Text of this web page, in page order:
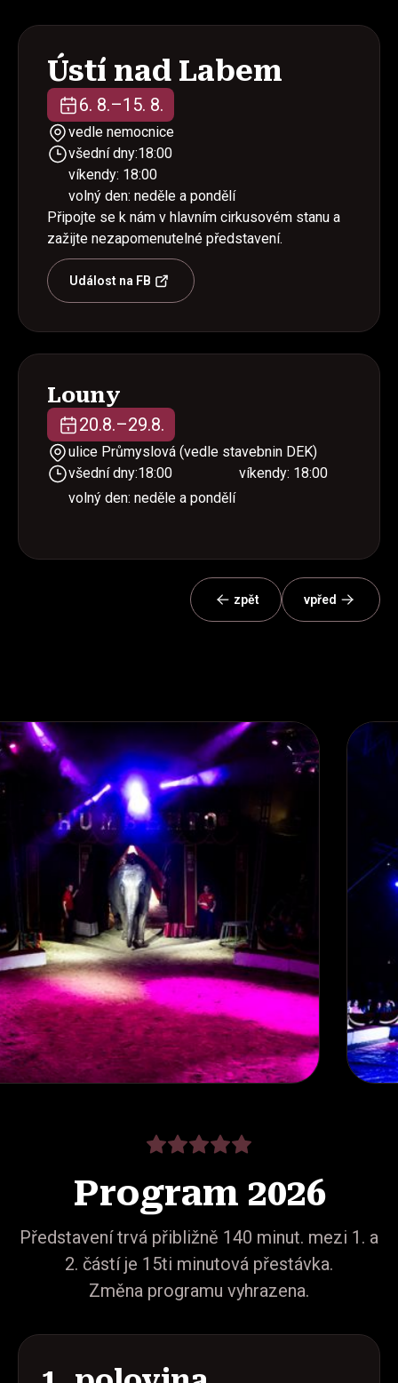
Ústí nad Labem
6. 8.–15. 8.
vedle nemocnice
všední dny:18:00
víkendy: 18:00
volný den: neděle a pondělí
Připojte se k nám v hlavním cirkusovém stanu a
zažijte nezapomenutelné představení.
Událost na FB
Louny
20.8.–29.8.
ulice Průmyslová (vedle stavebnin DEK)
všední dny:18:00 víkendy: 18:00
volný den: neděle a pondělí
zpět vpřed
Program 2026
Představení trvá přibližně 140 minut. mezi 1. a
2. částí je 15ti minutová přestávka.
Změna programu vyhrazena.